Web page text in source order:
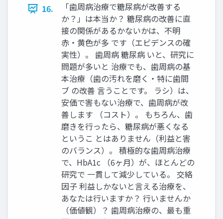
16.
「歯周病治療で糖尿病が改善する
か？」は本当か？ 糖尿病の改善に直
接の関係があるかないかは、不明
赤・黄色が多 です（エビデンスの確
実性）。 歯周病 糖尿病 いと、研究に
問題が多いと 治療でも、歯周病の基
本治療（歯の汚れを磨く・特に歯間
ブ の改善 言うことです。 ラシ）は、
安価で害もない治療で、歯周病が改
善します （コスト）。 もちろん、歯
磨きを行ったら、糖尿病が悪くなる
というこ とはありません（利益と害
のバランス）。 積極的な歯周病治療
で、HbA1c （6ヶ月）が、ほとんどの
研究で 一貫して減少している。 交絡
因子 利益しかないと言える治療を、
あなたは行いますか？ 行いませんか
（価値観）？ 歯周病治療の、最も重